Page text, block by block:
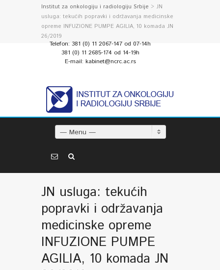
Institut za onkologiju i radiologiju Srbije > JN
usluga: tekućih popravki i održavanja medicinske
opreme INFUZIONE PUMPE AGILIA, 10 komada JN
26/2019
Telefon: 381 (0) 11 2067-147 od 07-14h
381 (0) 11 2685-174 od 14-19h
E-mail: kabinet@ncrc.ac.rs
— Menu —
JN usluga: tekućih
popravki i održavanja
medicinske opreme
INFUZIONE PUMPE
AGILIA, 10 komada JN